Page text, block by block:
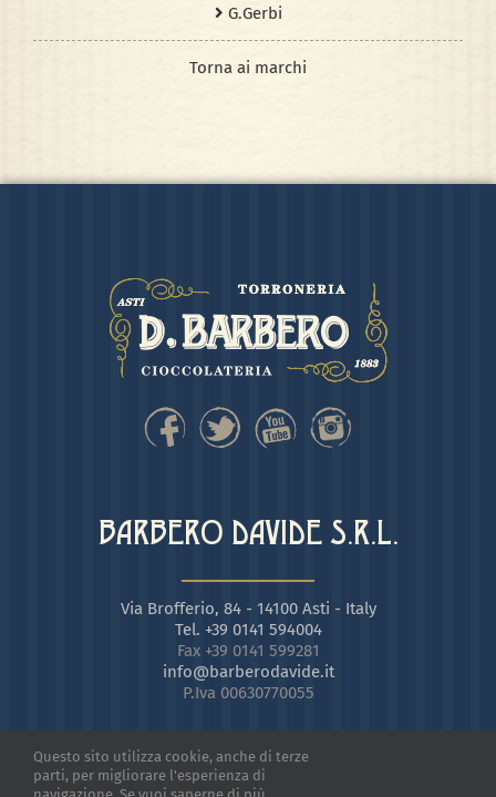
G.Gerbi
Torna ai marchi
BARBERO DAVIDE S.R.L.
Via Brofferio, 84 - 14100 Asti - Italy
Tel. +39 0141 594004
Fax +39 0141 599281
info@barberodavide.it
P.Iva 00630770055
Questo sito utilizza cookie, anche di terze
parti, per migliorare l'esperienza di